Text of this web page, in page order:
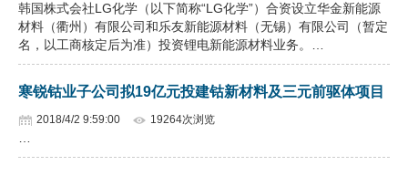
韩国株式会社LG化学（以下简称“LG化学”）合资设立华金新能源
材料（衢州）有限公司和乐友新能源材料（无锡）有限公司（暂定
名，以工商核定后为准）投资锂电新能源材料业务。…
寒锐钴业子公司拟19亿元投建钴新材料及三元前驱体项目
2018/4/2 9:59:00 19264次浏览